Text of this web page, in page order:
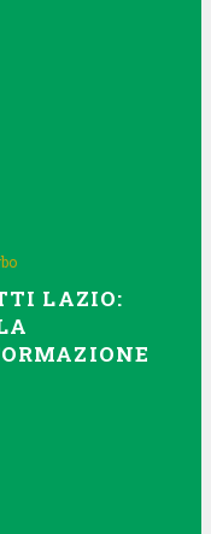
LAZIO: